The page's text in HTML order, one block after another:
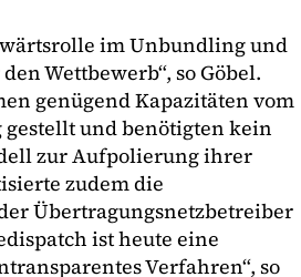
im Unbundling und
Wettbewerb“, so Göbel.
genügend Kapazitäten vom
und benötigten kein
zur Aufpolierung ihrer
zudem die
Übertragungsnetzbetreiber
ist heute eine
Verfahren“, so